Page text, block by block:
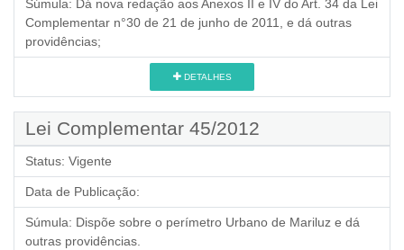
Súmula: Dá nova redação aos Anexos II e IV do Art. 34 da Lei
Complementar n°30 de 21 de junho de 2011, e dá outras
providências;
DETALHES
Lei Complementar 45/2012
Status: Vigente
Data de Publicação:
Súmula: Dispõe sobre o perímetro Urbano de Mariluz e dá
outras providências.